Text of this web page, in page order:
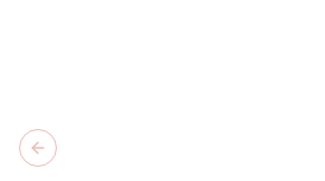
Previous slide